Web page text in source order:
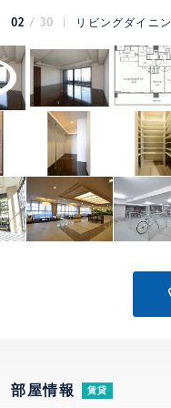
02 30 リビングダイニ
部屋情報 賃貸